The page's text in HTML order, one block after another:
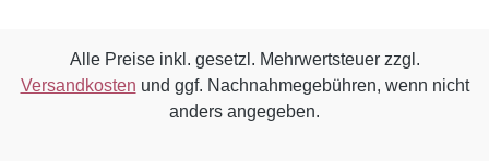
Alle Preise inkl. gesetzl. Mehrwertsteuer zzgl.
Versandkosten und ggf. Nachnahmegebühren, wenn nicht
anders angegeben.